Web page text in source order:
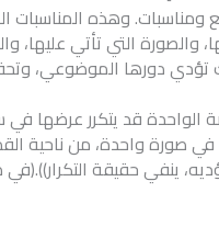
وهذه
التي تأتي عليها،
دورها الموضوعي،
الواحدة قد يتكرر عرضها
صورة واحدة، من ناحية
ينفي حقيقة التكرار)).(في ظلال